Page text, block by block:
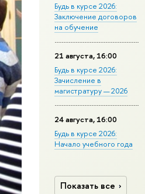
Будь в курсе 2026:
Заключение договоров
на обучение
21 августа, 16:00
Будь в курсе 2026:
Зачисление в
магистратуру — 2026
24 августа, 16:00
Будь в курсе 2026:
Начало учебного года
Показать все